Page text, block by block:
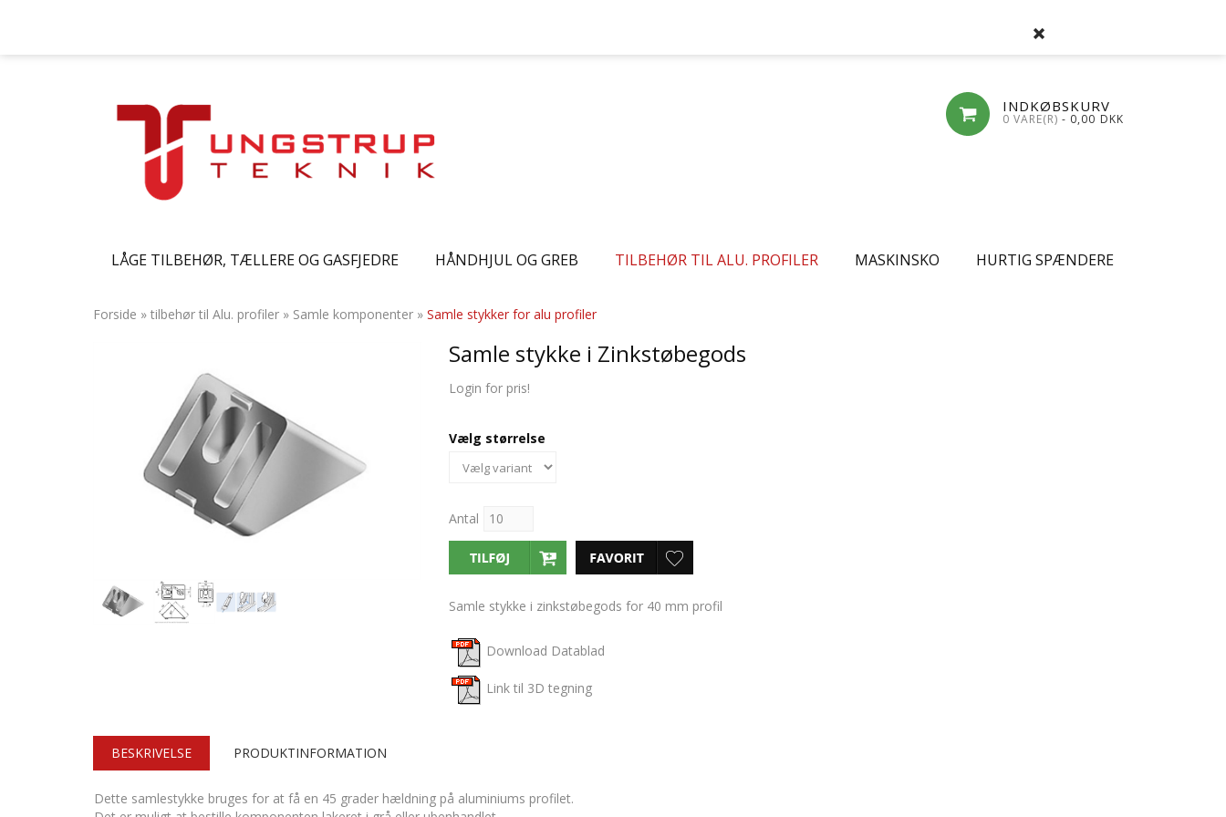
INDKØBSKURV
0 VARE(R) - 0,00 DKK
LÅGE TILBEHØR, TÆLLERE OG GASFJEDRE HÅNDHJUL OG GREB TILBEHØR TIL ALU. PROFILER MASKINSKO HURTIG SPÆNDERE
Forside » tilbehør til Alu. profiler » Samle komponenter » Samle stykker for alu profiler
Samle stykke i Zinkstøbegods
Login for pris!
Vælg størrelse
Antal
Samle stykke i zinkstøbegods for 40 mm profil
Download Datablad
Link til 3D tegning
BESKRIVELSE PRODUKTINFORMATION
Dette samlestykke bruges for at få en 45 grader hældning på aluminiums profilet.